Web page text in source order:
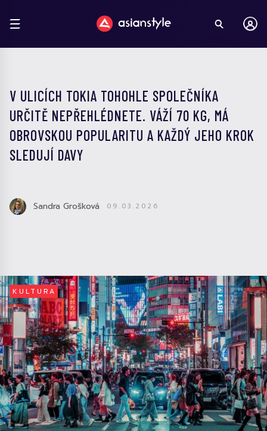
V ULICÍCH TOKIA TOHOHLE SPOLEČNÍKA
URČITĚ NEPŘEHLÉDNETE. VÁŽÍ 70 KG, MÁ
OBROVSKOU POPULARITU A KAŽDÝ JEHO KROK
SLEDUJÍ DAVY
Sandra Grošková 09.03.2026
KULTURA